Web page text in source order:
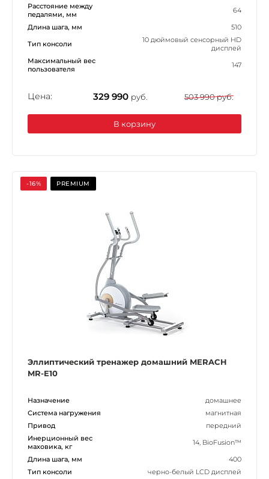
Расстояние между
педалями, мм
64
Длина шага, мм
510
Тип консоли
10 дюймовый сенсорный HD
дисплей
Максимальный вес
пользователя
147
Цена: 329 990 руб. 503 990 руб.
В корзину
-16% PREMIUM
Эллиптический тренажер домашний MERACH
MR-E10
Назначение
домашнее
Система нагружения
магнитная
Привод
передний
Инерционный вес
маховика, кг
14, BioFusion™
Длина шага, мм
400
Тип консоли
черно-белый LCD дисплей